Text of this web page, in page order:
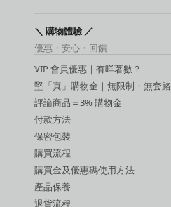
敏感提升用品
延時噴霧
吸啜器
震蛋
SM 玩具
SM 手扣
潤滑液
＼ 購物體驗 ／
優惠・安心・回饋
VIP 會員優惠｜有咩著數？
堅「真」購物金｜無限制・無套路
評論商品＝3% 購物金
付款方法
保密包裝
購買流程
購買金及優惠碼使用方法
產品保養
退貨流程